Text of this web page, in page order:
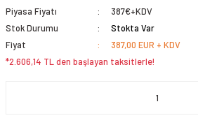
Piyasa Fiyatı
387€+KDV
Stok Durumu
Stokta Var
Fiyat
387,00 EUR + KDV
*2.606,14 TL den başlayan taksitlerle!